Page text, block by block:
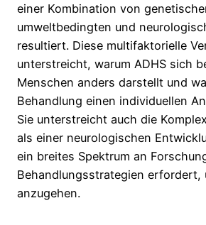
einer Kombination von
umweltbedingten und
resultiert. Diese multifaktorielle
unterstreicht, warum ADHS sich
Menschen anders darstellt und
Behandlung einen individuellen
Sie unterstreicht auch die
als einer neurologischen
ein breites Spektrum an
Behandlungsstrategien erfordert,
anzugehen.